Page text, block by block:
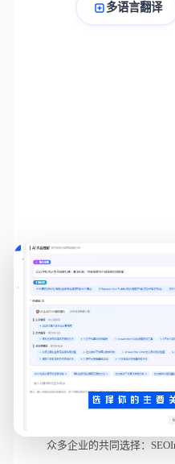
多语言翻译
众多企业的共同选择：